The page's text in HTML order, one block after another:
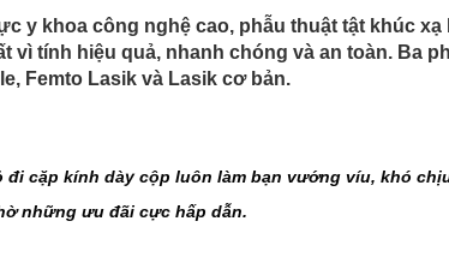
y khoa công nghệ cao, phẫu thuật tật khúc
vì tính hiệu quả, nhanh chóng và an toàn. Ba
Femto Lasik và Lasik cơ bản.
đi cặp kính dày cộp luôn làm bạn vướng víu, khó
những ưu đãi cực hấp dẫn.